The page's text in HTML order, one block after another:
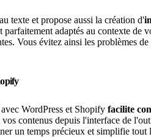
texte et propose aussi la création d'
parfaitement adaptés au contexte de
Vous évitez ainsi les problèmes
WordPress et Shopify facilite
contenus depuis l'interface de
un temps précieux et simplifie tout